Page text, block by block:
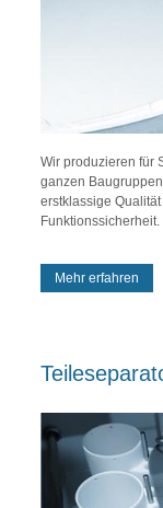
Wir produzieren für
ganzen
erstklassige
Funktionssicherheit.
Mehr erfahren